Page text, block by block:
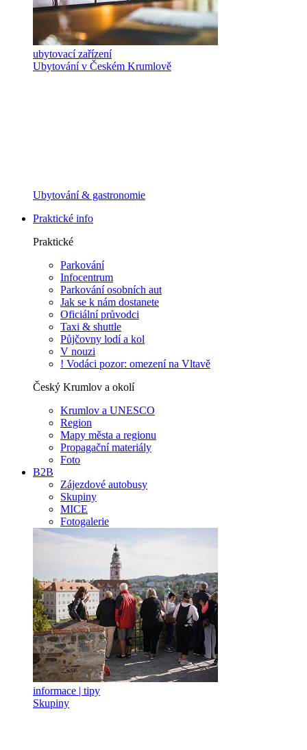
ubytovací zařízení
Ubytování v Českém Krumlově
Ubytování & gastronomie
Praktické info
Praktické
Parkování
Infocentrum
Parkování osobních aut
Jak se k nám dostanete
Oficiální průvodci
Taxi & shuttle
Půjčovny lodí a kol
V nouzi
! Vodáci pozor: omezení na Vltavě
Český Krumlov a okolí
Krumlov a UNESCO
Region
Mapy města a regionu
Propagační materiály
Foto
B2B
Zájezdové autobusy
Skupiny
MICE
Fotogalerie
informace | tipy
Skupiny